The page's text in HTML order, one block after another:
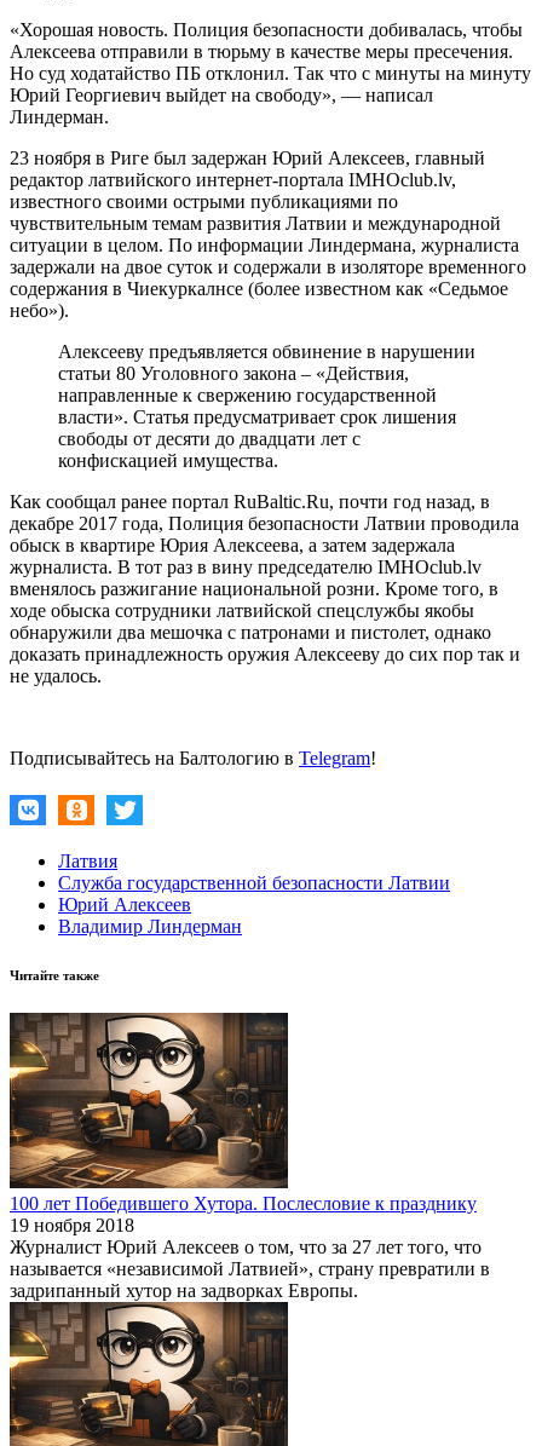
«Хорошая новость. Полиция безопасности добивалась, чтобы
Алексеева отправили в тюрьму в качестве меры пресечения.
Но суд ходатайство ПБ отклонил. Так что с минуты на минуту
Юрий Георгиевич выйдет на свободу», — написал
Линдерман.
23 ноября в Риге был задержан Юрий Алексеев, главный
редактор латвийского интернет-портала IMHOclub.lv,
известного своими острыми публикациями по
чувствительным темам развития Латвии и международной
ситуации в целом. По информации Линдермана, журналиста
задержали на двое суток и содержали в изоляторе временного
содержания в Чиекуркалнсе (более известном как «Седьмое
небо»).
Алексееву предъявляется обвинение в нарушении
статьи 80 Уголовного закона – «Действия,
направленные к свержению государственной
власти». Статья предусматривает срок лишения
свободы от десяти до двадцати лет с
конфискацией имущества.
Как сообщал ранее портал RuBaltic.Ru, почти год назад, в
декабре 2017 года, Полиция безопасности Латвии проводила
обыск в квартире Юрия Алексеева, а затем задержала
журналиста. В тот раз в вину председателю IMHOclub.lv
вменялось разжигание национальной розни. Кроме того, в
ходе обыска сотрудники латвийской спецслужбы якобы
обнаружили два мешочка с патронами и пистолет, однако
доказать принадлежность оружия Алексееву до сих пор так и
не удалось.
Подписывайтесь на Балтологию в Telegram!
Латвия
Служба государственной безопасности Латвии
Юрий Алексеев
Владимир Линдерман
Читайте также
100 лет Победившего Хутора. Послесловие к празднику
19 ноября 2018
Журналист Юрий Алексеев о том, что за 27 лет того, что
называется «независимой Латвией», страну превратили в
задрипанный хутор на задворках Европы.